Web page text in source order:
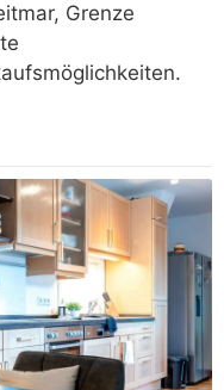
Grenze